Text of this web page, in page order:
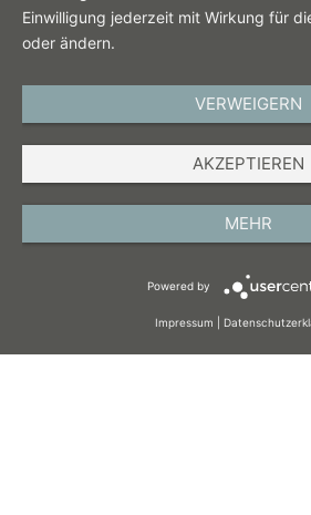
Einwilligung jederzeit mit Wirkung für
oder ändern.
VERWEIGERN
AKZEPTIEREN
MEHR
Powered by
Impressum